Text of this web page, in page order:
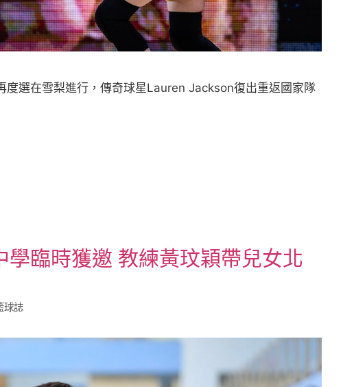
度選在雪梨進行，傳奇球星Lauren Jackson復出重返國家隊
學臨時獲邀 教練黃玟穎帶兒女北
球誌